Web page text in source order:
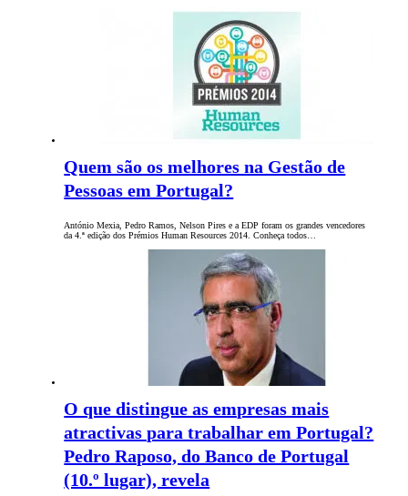
Quem são os melhores na Gestão de
Pessoas em Portugal?
António Mexia, Pedro Ramos, Nelson Pires e a EDP foram os grandes vencedores
da 4.ª edição dos Prémios Human Resources 2014. Conheça todos…
O que distingue as empresas mais
atractivas para trabalhar em Portugal?
Pedro Raposo, do Banco de Portugal
(10.º lugar), revela